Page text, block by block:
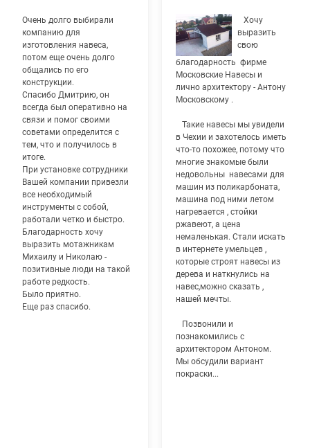
Очень долго выбирали
компанию для
изготовления навеса,
потом еще очень долго
общались по его
конструкции.
Спасибо Дмитрию, он
всегда был оперативно на
связи и помог своими
советами определится с
тем, что и получилось в
итоге.
При установке сотрудники
Вашей компании привезли
все необходимый
инструменты с собой,
работали четко и быстро.
Благодарность хочу
выразить мотажникам
Михаилу и Николаю -
позитивные люди на такой
работе редкость.
Было приятно.
Еще раз спасибо.
Хочу
выразить
свою
благодарность фирме
Московские Навесы и
лично архитектору - Антону
Московскому .
Такие навесы мы увидели
в Чехии и захотелось иметь
что-то похожее, потому что
многие знакомые были
недовольны навесами для
машин из поликарбоната,
машина под ними летом
нагревается , стойки
ржавеют, а цена
немаленькая. Стали искать
в интернете умельцев ,
которые строят навесы из
дерева и наткнулись на
навес,можно сказать ,
нашей мечты.
Позвонили и
познакомились с
архитектором Антоном.
Мы обсудили вариант
покраски...